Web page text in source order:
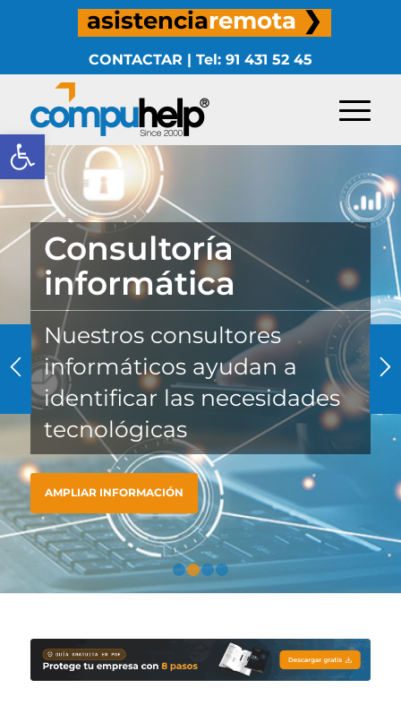
Abrir barra de herramientas
asistenciaremota ❯
CONTACTAR | Tel: 91 431 52 45
Consultoría
informática
Nuestros consultores
informáticos ayudan a
identificar las necesidades
tecnológicas
AMPLIAR INFORMACIÓN